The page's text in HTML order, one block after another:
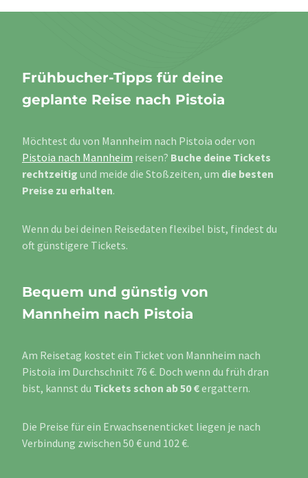
Frühbucher-Tipps für deine
geplante Reise nach Pistoia
Möchtest du von Mannheim nach Pistoia oder von
Pistoia nach Mannheim reisen? Buche deine Tickets
rechtzeitig und meide die Stoßzeiten, um die besten
Preise zu erhalten.
Wenn du bei deinen Reisedaten flexibel bist, findest du
oft günstigere Tickets.
Bequem und günstig von
Mannheim nach Pistoia
Am Reisetag kostet ein Ticket von Mannheim nach
Pistoia im Durchschnitt 76 €. Doch wenn du früh dran
bist, kannst du Tickets schon ab 50 €ergattern.
Die Preise für ein Erwachsenenticket liegen je nach
Verbindung zwischen 50 € und 102 €.